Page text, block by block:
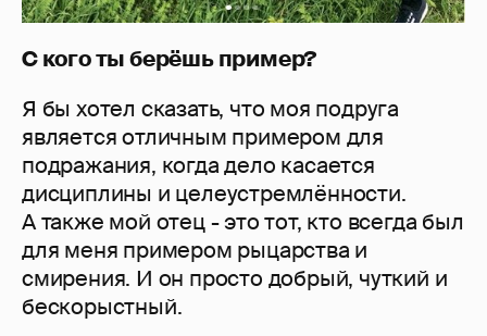
С кого ты берёшь пример?
Я бы хотел сказать, что моя подруга
является отличным примером для
подражания, когда дело касается
дисциплины и целеустремлённости.
А также мой отец - это тот, кто всегда был
для меня примером рыцарства и
смирения. И он просто добрый, чуткий и
бескорыстный.